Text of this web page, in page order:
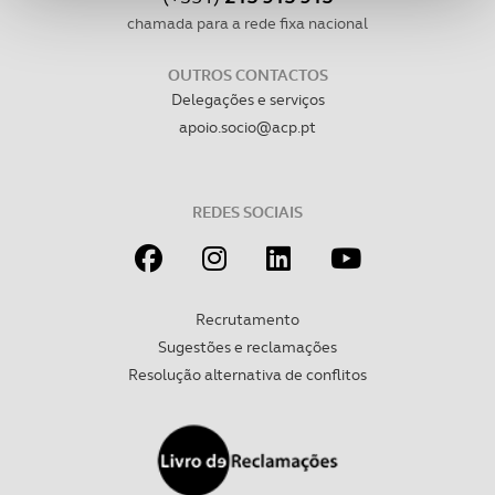
funcionalidades de redes sociais, bem como para
analisar dados de navegação no nosso website.
Adicionalmente partilhamos informação, relativa à sua
utilização do nosso site de publicidade e de análise, com
parceiros e organizações na UE e em países terceiros.
dados pessoais serão realizadas apenas com o seu
consentimento e quando tal se afigure estritamente
necessário no contexto dos serviços a prestar.
Realçamos que o bloqueio de certo tipo de Cookies e
tecnologias similares pode ter impacto na sua
experiência de navegação no Website e nos serviços
Consulte a política de cookies do site.
chamada para a rede fixa nacional
OUTROS CONTACTOS
Delegações e serviços
apoio.socio@acp.pt
REDES SOCIAIS
Recrutamento
Sugestões e reclamações
Resolução alternativa de conflitos